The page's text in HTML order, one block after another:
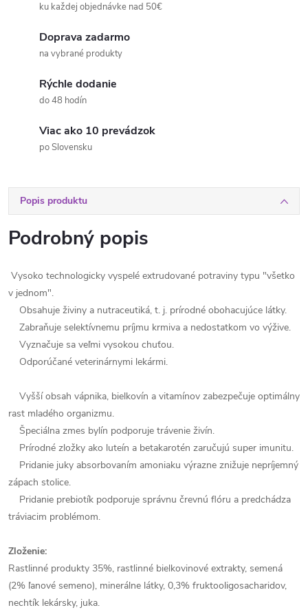
ku každej objednávke nad 50€
Doprava zadarmo
na vybrané produkty
Rýchle dodanie
do 48 hodín
Viac ako 10 prevádzok
po Slovensku
Popis produktu
Podrobný popis
Vysoko technologicky vyspelé extrudované potraviny typu "všetko
v jednom".
Obsahuje živiny a nutraceutiká, t. j. prírodné obohacujúce látky.
Zabraňuje selektívnemu príjmu krmiva a nedostatkom vo výžive.
Vyznačuje sa veľmi vysokou chuťou.
Odporúčané veterinárnymi lekármi.
Vyšší obsah vápnika, bielkovín a vitamínov zabezpečuje optimálny
rast mladého organizmu.
Špeciálna zmes bylín podporuje trávenie živín.
Prírodné zložky ako luteín a betakarotén zaručujú super imunitu.
Pridanie juky absorbovaním amoniaku výrazne znižuje nepríjemný
zápach stolice.
Pridanie prebiotík podporuje správnu črevnú flóru a predchádza
tráviacim problémom.
Zloženie:
Rastlinné produkty 35%, rastlinné bielkovinové extrakty, semená
(2% ľanové semeno), minerálne látky, 0,3% fruktooligosacharidov,
nechtík lekársky, juka.